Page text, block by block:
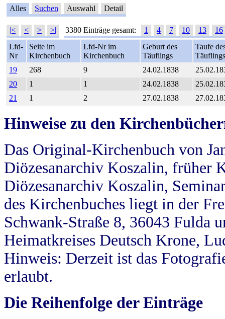
Alles Suchen Auswahl Detail
|< < > >| 3380 Einträge gesamt: 1 4 7 10 13
16
Lfd-
Nr
Seite im
Kirchenbuch
Lfd-Nr im
Kirchenbuch
Geburt des
Täuflings
Taufe
Täuflings
19
268 9 24.02.1838
20
1 1 24.02.1838
21
1 2 27.02.1838
Hinweise zu den
Das Original-Kirchenbuch von
Diözesanarchiv Koszalin, früher
Diözesanarchiv Koszalin,
des Kirchenbuches liegt in der
Schwank-Straße 8, 36043 Fulda
Heimatkreises Deutsch Krone,
Hinweis: Derzeit ist das
erlaubt.
Die Reihenfolge der Einträge